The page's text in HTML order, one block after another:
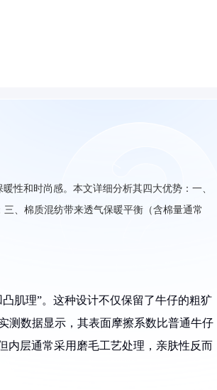
性和时尚感。本文详细分析其四大优势：一、
、棉质混纺带来透气保暖平衡（含棉量通常
肌理”。这种设计不仅保留了牛仔的粗犷
测数据显示，其表面摩擦系数比普通牛仔
内层通常采用磨毛工艺处理，亲肤性反而